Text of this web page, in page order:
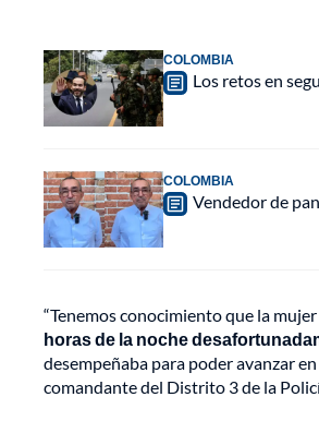
COLOMBIA
Los retos en
COLOMBIA
Vendedor de
“Tenemos conocimiento que la
horas de la noche
desempeñaba para poder avanzar
comandante del Distrito 3 de la